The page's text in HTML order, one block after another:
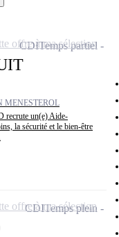
MENESTEROL
recrute un(e) Aide-
la sécurité et le bien-être
CDITemps partiel
offre à ma sélection
CDITemps plein
offre à ma sélection